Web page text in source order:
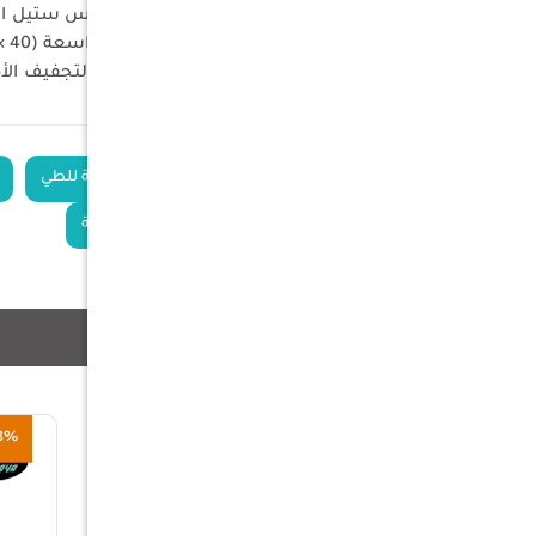
جودة ممتازة: مصنوعة من الستانلس ستيل
حجم مثالي: يوفر مساحة تجفيف واسعة (40 × 29 × 16 سم) مع الحفاظ على كونه محمولاً للغاية (الوزن: 970 جرامًا).
استخدام متعدد الأغراض: ضروري لتجفيف
مصفاة أطباق قابلة للطي
سلة أطباق محمولة